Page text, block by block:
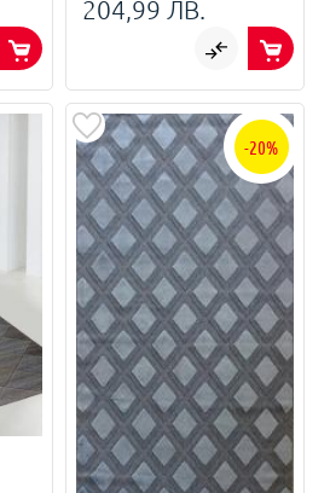
204,99 ЛВ.
-20%